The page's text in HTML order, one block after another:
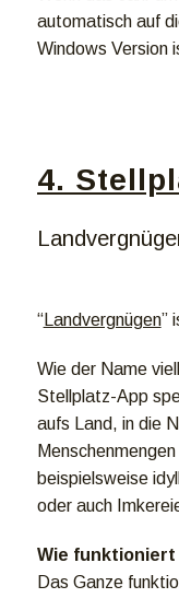
automatisch auf
Windows Version
4.
“Landvergnügen”
Wie der Name
Stellplatz-App
aufs Land, in die
beispielsweise
oder auch
Wie funktioniert
Das Ganze